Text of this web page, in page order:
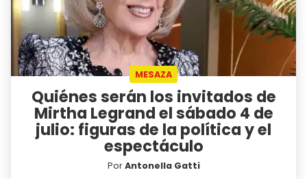
MESAZA
Quiénes serán los invitados de
Mirtha Legrand el sábado 4 de
julio: figuras de la política y el
espectáculo
PorAntonella Gatti